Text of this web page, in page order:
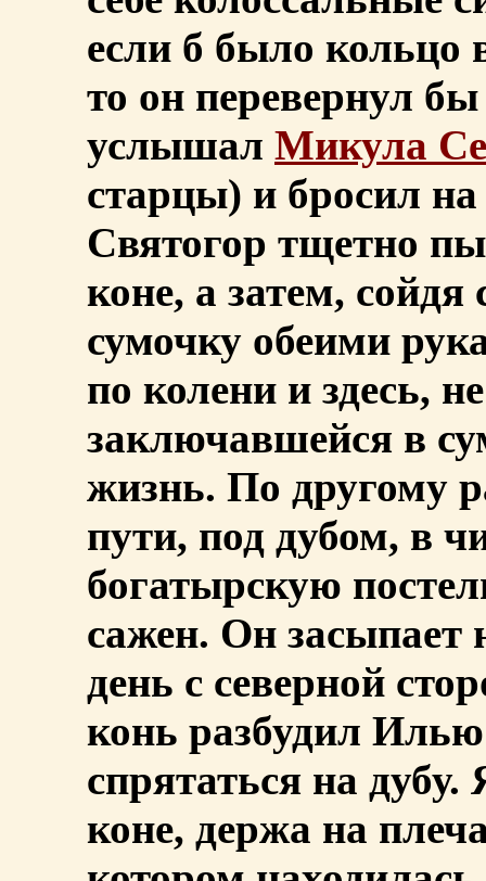
если б было кольцо
то он перевернул
услышал Микула
старцы) и бросил
Святогор тщетно
коне, а затем,
сумочку обеими
по колени и здесь,
заключавшейся в
жизнь. По другому
пути, под дубом, в
богатырскую
сажен. Он засыпает
день с северной
конь разбудил Илью
спрятаться на
коне, держа на